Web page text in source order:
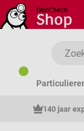
Ga naar de
140 jaar